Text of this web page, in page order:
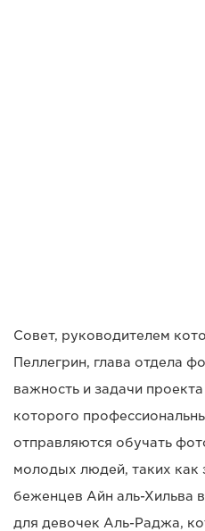
Совет, руководителем
Пеллегрин, глава отдела
важность и задачи
которого
отправляются обучать
молодых людей, таких как
беженцев Айн аль-Хильва
для девочек Аль-Раджа,